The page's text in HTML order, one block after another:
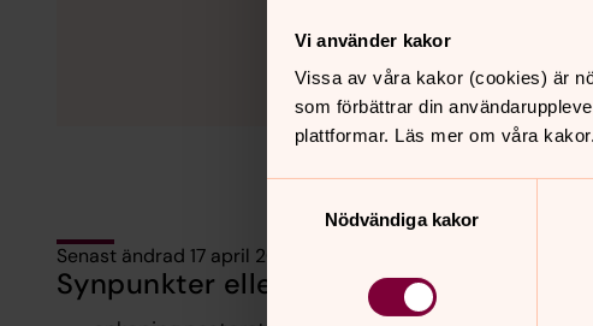
Vi använder kakor
Vissa av våra kakor (cookies) är
som förbättrar din
plattformar. Läs mer om våra kakor.
Nödvändiga kakor
Senast ändrad 17 april 2025
Synpunkter eller frågor på sidans